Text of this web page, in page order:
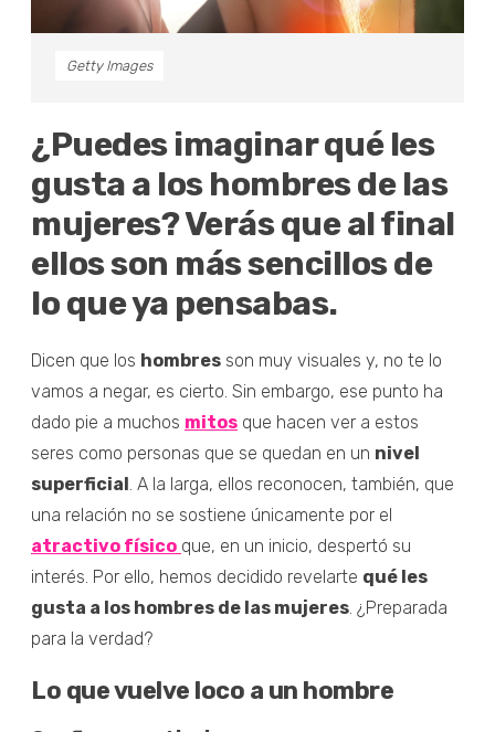
Getty Images
¿Puedes imaginar qué les
gusta a los hombres de las
mujeres? Verás que al final
ellos son más sencillos de
lo que ya pensabas.
Dicen que los hombres son muy visuales y, no te lo
vamos a negar, es cierto. Sin embargo, ese punto ha
dado pie a muchos mitos que hacen ver a estos
seres como personas que se quedan en un nivel
superficial . A la larga, ellos reconocen, también, que
una relación no se sostiene únicamente por el
atractivo físico que, en un inicio, despertó su
interés. Por ello, hemos decidido revelarte qué les
gusta a los hombres de las mujeres . ¿Preparada
para la verdad?
Lo que vuelve loco a un hombre